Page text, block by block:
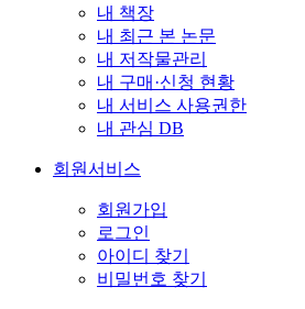
내 책장
내 최근 본 논문
내 저작물관리
내 구매·신청 현황
내 서비스 사용권한
내 관심 DB
회원서비스
회원가입
로그인
아이디 찾기
비밀번호 찾기